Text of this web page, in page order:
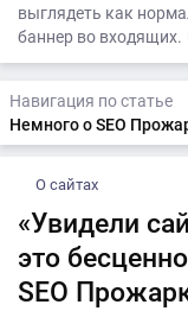
выглядеть как
баннер во входящих.
Навигация по статье
Немного о SEO
О сайтах
«Увидели
это
SEO